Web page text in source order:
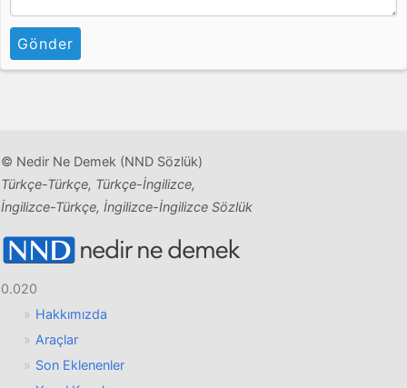
Gönder
© Nedir Ne Demek (NND Sözlük)
Türkçe-Türkçe, Türkçe-İngilizce,
İngilizce-Türkçe, İngilizce-İngilizce Sözlük
0.020
Hakkımızda
Araçlar
Son Eklenenler